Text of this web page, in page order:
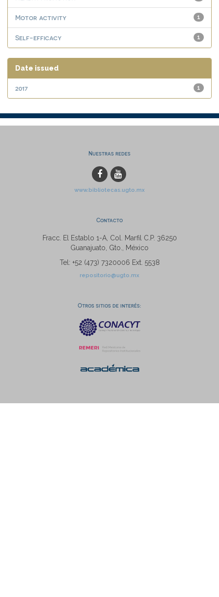
1
Motor activity
1
Self-efficacy
Date issued
1
2017
Nuestras redes
www.bibliotecas.ugto.mx
Contacto
Fracc. El Establo 1-A, Col. Marfil C.P. 36250
Guanajuato, Gto., México
Tel: +52 (473) 7320006 Ext. 5538
repositorio@ugto.mx
Otros sitios de interés: